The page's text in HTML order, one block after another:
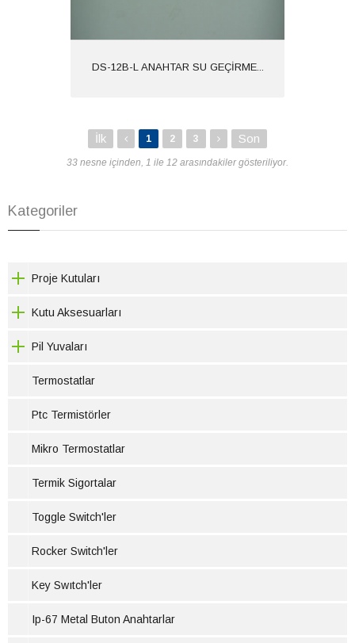
DS-12B-L ANAHTAR SU GEÇİRME...
İlk 1 2 3 Son
33 nesne içinden, 1 ile 12 arasındakiler gösteriliyor.
Kategoriler
Proje Kutuları
Kutu Aksesuarları
Pil Yuvaları
Termostatlar
Ptc Termistörler
Mikro Termostatlar
Termik Sigortalar
Toggle Switch'ler
Rocker Switch'ler
Key Swıtch'ler
Ip-67 Metal Buton Anahtarlar